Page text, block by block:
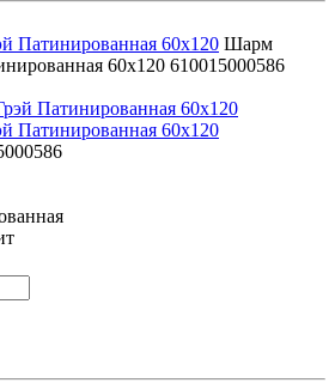
Патинированная 60x120 Шарм
60x120 610015000586
Патинированная 60x120